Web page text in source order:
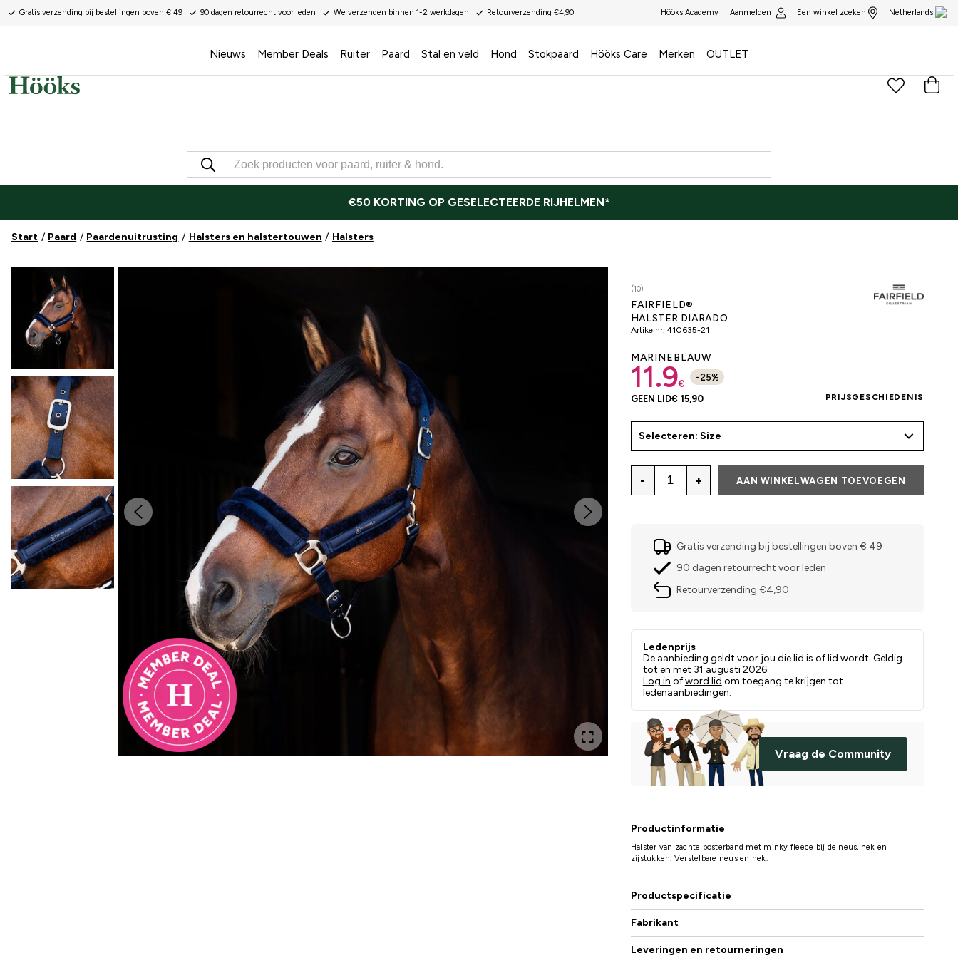
Gratis verzending bij bestellingen boven € 49 90 dagen retourrecht voor leden We verzenden binnen 1-2 werkdagen Retourverzending €4,90 Hööks Academy Aanmelden Een winkel zoeken Netherlands
Nieuws Member Deals Ruiter Paard Stal en veld Hond Stokpaard Hööks Care Merken OUTLET
€50 KORTING OP GESELECTEERDE RIJHELMEN*
Start Paard Paardenuitrusting Halsters en halstertouwen Halsters
(10)
FAIRFIELD®
HALSTER DIARADO
Artikelnr. 410635-21
MARINEBLAUW
11.9€
-25%
GEEN LID€ 15,90 PRIJSGESCHIEDENIS
Selecteren: Size
- + AAN WINKELWAGEN TOEVOEGEN
Gratis verzending bij bestellingen boven € 49
90 dagen retourrecht voor leden
Retourverzending €4,90
Ledenprijs
De aanbieding geldt voor jou die lid is of lid wordt. Geldig
tot en met 31 augusti 2026
Log in ofword lid om toegang te krijgen tot
ledenaanbiedingen.
Vraag de Community
Productinformatie
Halster van zachte posterband met minky fleece bij de neus, nek en
zijstukken. Verstelbare neus en nek.
Productspecificatie
Fabrikant
Leveringen en retourneringen